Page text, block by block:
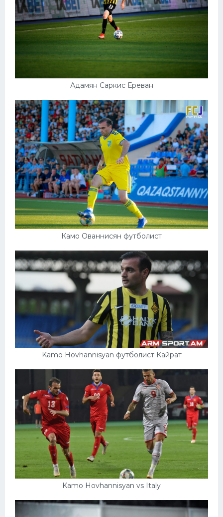
Адамян Саркис Ереван
Камо Ованнисян футболист
Kamo Hovhannisyan футболист Кайрат
Kamo Hovhannisyan vs Italy